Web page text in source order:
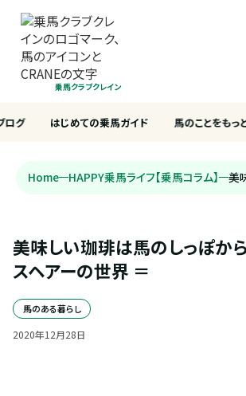
乗馬クラブクレイン
はじめての乗馬ガイド 馬のことをもっ
ログ
Home HAPPY乗馬ライフ【乗馬コラム】 美
美味しい珈琲は馬のしっぽから
スヘアーの世界 ＝
馬のある暮らし
2020年12月28日